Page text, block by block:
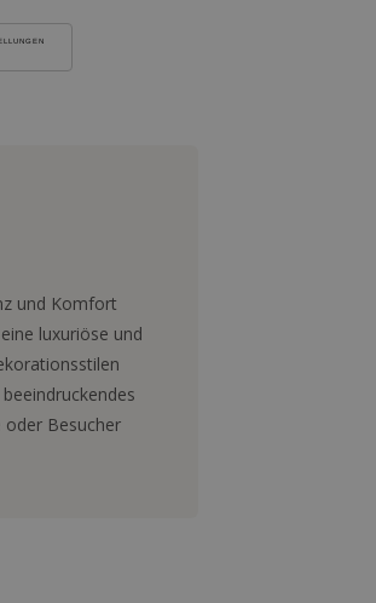
und Komfort
luxuriöse und
oder Besucher